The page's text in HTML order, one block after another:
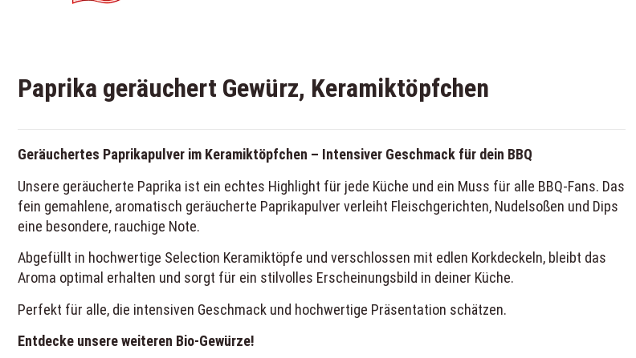
Paprika geräuchert Gewürz, Keramiktöpfchen
Geräuchertes Paprikapulver im Keramiktöpfchen – Intensiver Geschmack für dein BBQ
Unsere geräucherte Paprika ist ein echtes Highlight für jede Küche und ein Muss für alle BBQ-Fans. Das
fein gemahlene, aromatisch geräucherte Paprikapulver verleiht Fleischgerichten, Nudelsoßen und Dips
eine besondere, rauchige Note.
Abgefüllt in hochwertige Selection Keramiktöpfe und verschlossen mit edlen Korkdeckeln, bleibt das
Aroma optimal erhalten und sorgt für ein stilvolles Erscheinungsbild in deiner Küche.
Perfekt für alle, die intensiven Geschmack und hochwertige Präsentation schätzen.
Entdecke unsere weiteren Bio-Gewürze!